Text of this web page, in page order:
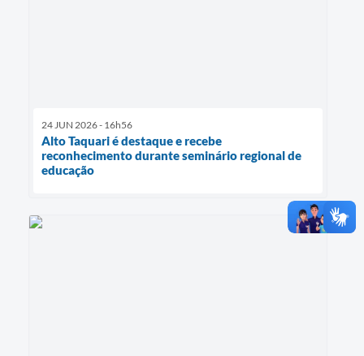
24 JUN 2026 - 16h56
Alto Taquari é destaque e recebe
reconhecimento durante seminário regional de
educação